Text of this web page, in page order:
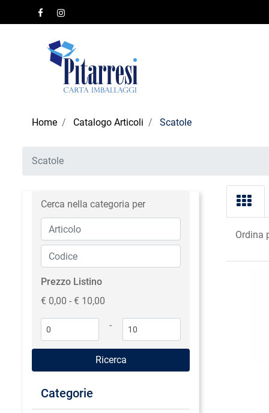
Home Catalogo Articoli Scatole
Scatole
Cerca nella categoria per
Prezzo Listino
€ 0,00 - € 10,00
-
Categorie
Ordina